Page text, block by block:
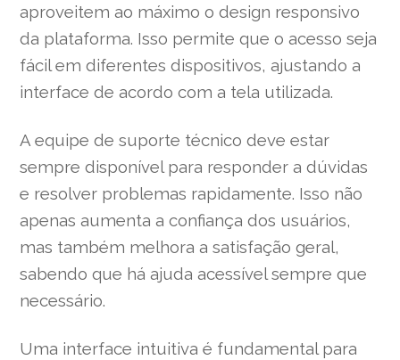
aproveitem ao máximo o design responsivo
da plataforma. Isso permite que o acesso seja
fácil em diferentes dispositivos, ajustando a
interface de acordo com a tela utilizada.
A equipe de suporte técnico deve estar
sempre disponível para responder a dúvidas
e resolver problemas rapidamente. Isso não
apenas aumenta a confiança dos usuários,
mas também melhora a satisfação geral,
sabendo que há ajuda acessível sempre que
necessário.
Uma interface intuitiva é fundamental para